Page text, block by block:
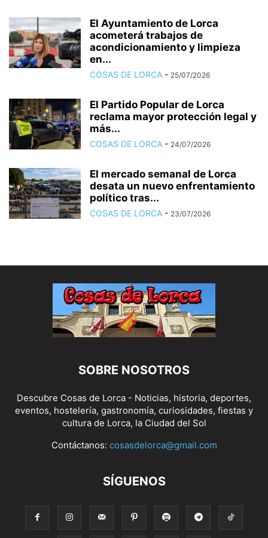
El Ayuntamiento de Lorca
acometerá trabajos de
acondicionamiento y limpieza
en...
COSAS DE LORCA - 25/07/2026
El Partido Popular de Lorca
reclama mayor protección legal y
más...
COSAS DE LORCA - 24/07/2026
El mercado semanal de Lorca
desata un nuevo enfrentamiento
político tras...
COSAS DE LORCA - 23/07/2026
SOBRE NOSOTROS
Descubre Cosas de Lorca - Noticias, historia, deportes,
eventos, hostelería, gastronomía, curiosidades, fiestas y
cultura de Lorca, la Ciudad del Sol
Contáctanos: cosasdelorca@gmail.com
SÍGUENOS